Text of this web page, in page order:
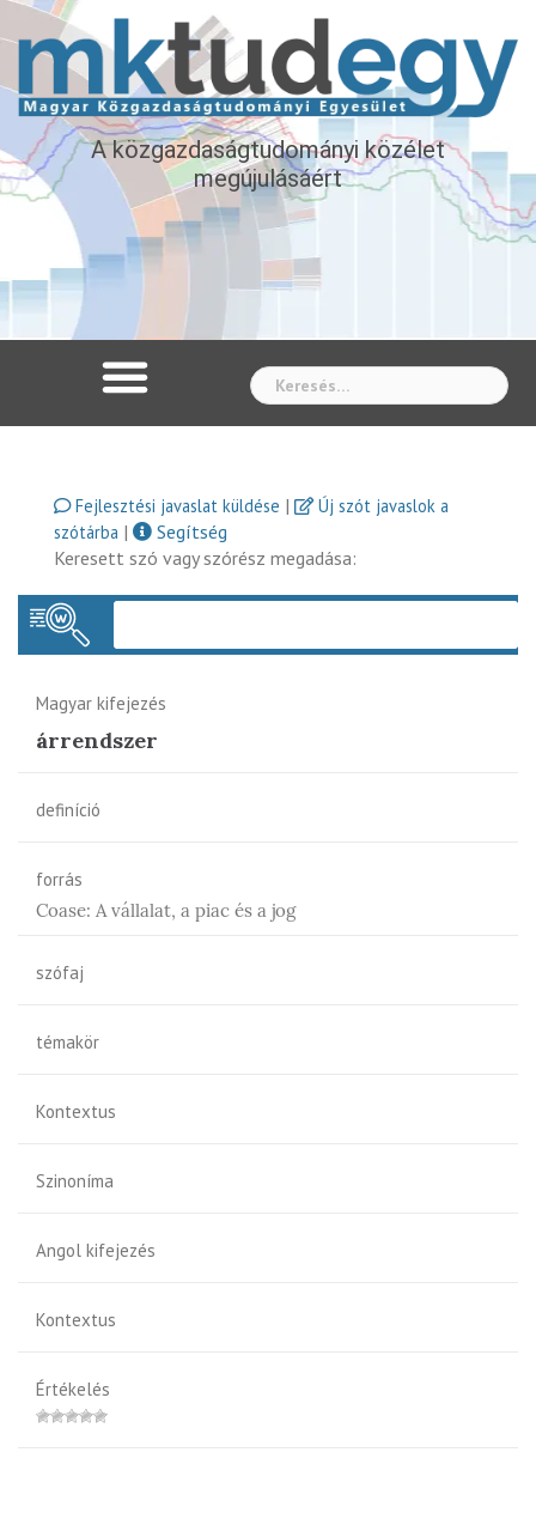
A közgazdaságtudományi közélet
megújulásáért
Fejlesztési javaslat küldése |
Új szót javaslok a
szótárba |
Segítség
Keresett szó vagy szórész megadása:
Magyar kifejezés
árrendszer
definíció
forrás
Coase: A vállalat, a piac és a jog
szófaj
témakör
Kontextus
Szinoníma
Angol kifejezés
Kontextus
Értékelés